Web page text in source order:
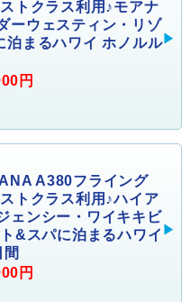
トクラス利用♪モアナ
ーウェスティン・リゾ
泊まるハワイ ホノルル
円
A380フライング
トクラス利用♪ハイア
ェンシー・ワイキキビ
&スパに泊まるハワイ
円